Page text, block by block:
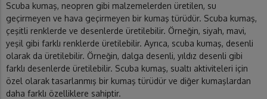
Scuba kumaş, neopren gibi malzemelerden üretilen, su
geçirmeyen ve hava geçirmeyen bir kumaş türüdür. Scuba kumaş,
çeşitli renklerde ve desenlerde üretilebilir. Örneğin, siyah, mavi,
yeşil gibi farklı renklerde üretilebilir. Ayrıca, scuba kumaş, desenli
olarak da üretilebilir. Örneğin, dalga desenli, yıldız desenli gibi
farklı desenlerde üretilebilir. Scuba kumaş, sualtı aktiviteleri için
özel olarak tasarlanmış bir kumaş türüdür ve diğer kumaşlardan
daha farklı özelliklere sahiptir.